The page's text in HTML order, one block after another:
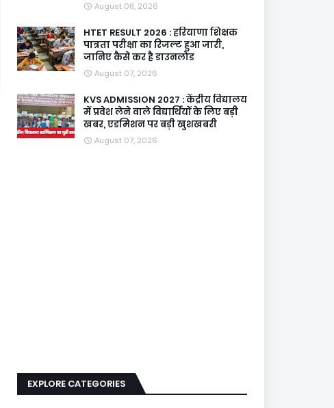
August 08, 2026
HTET RESULT 2026 : हरियाणा शिक्षक
पात्रता परीक्षा का रिजल्ट हुआ जारी,
जानिए कैसे कर है डाउनलोड
August 07, 2026
KVS ADMISSION 2027 : केंद्रीय विद्यालय
में प्रवेश लेने वाले विद्यार्थियों के लिए बड़ी
खबर, एडमिशन पर बड़ी खुशखबरी
August 07, 2026
EXPLORE CATEGORIES